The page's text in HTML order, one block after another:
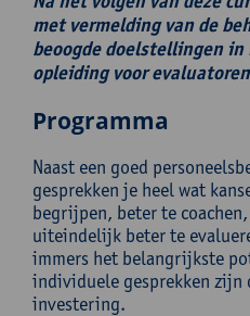
met vermelding van de
beoogde doelstellingen in
opleiding voor
Programma
Naast een goed
gesprekken je heel wat
begrijpen, beter te
uiteindelijk beter te
immers het belangrijkste
individuele gesprekken zijn
investering.